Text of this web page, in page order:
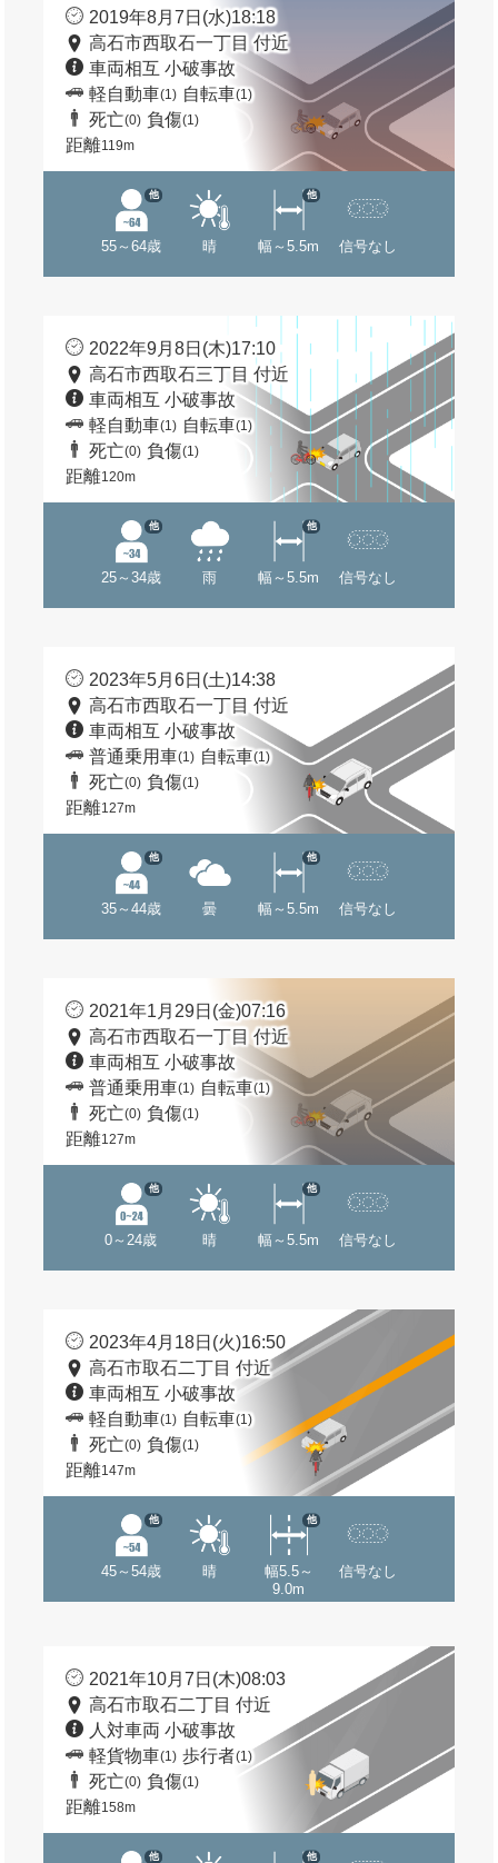
2019年8月7日(水)18:18
高石市西取石一丁目 付近
車両相互 小破事故
軽自動車(1) 自転車(1)
死亡(0) 負傷(1)
距離119m
55～64歳
他
晴 幅～5.5m
他
信号なし
2022年9月8日(木)17:10
高石市西取石三丁目 付近
車両相互 小破事故
軽自動車(1) 自転車(1)
死亡(0) 負傷(1)
距離120m
25～34歳
他
雨 幅～5.5m
他
信号なし
2023年5月6日(土)14:38
高石市西取石一丁目 付近
車両相互 小破事故
普通乗用車(1) 自転車(1)
死亡(0) 負傷(1)
距離127m
35～44歳
他
曇 幅～5.5m
他
信号なし
2021年1月29日(金)07:16
高石市西取石一丁目 付近
車両相互 小破事故
普通乗用車(1) 自転車(1)
死亡(0) 負傷(1)
距離127m
0～24歳
他
晴 幅～5.5m
他
信号なし
2023年4月18日(火)16:50
高石市取石二丁目 付近
車両相互 小破事故
軽自動車(1) 自転車(1)
死亡(0) 負傷(1)
距離147m
45～54歳
他
晴
幅5.5～
9.0m
他
信号なし
2021年10月7日(木)08:03
高石市取石二丁目 付近
人対車両 小破事故
軽貨物車(1) 歩行者(1)
死亡(0) 負傷(1)
距離158m
他 他